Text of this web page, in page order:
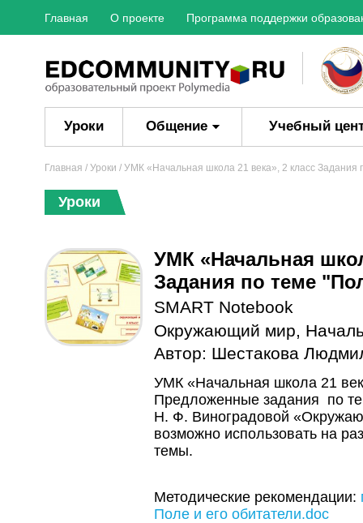
Главная О проекте Программа поддержки
Уроки Общение Учебный
Главная / Уроки / УМК «Начальная школа 21 века», 2 класс Задания
Уроки
УМК «Начальная
Задания по теме
SMART Notebook
Окружающий мир,
Автор: Шестакова
УМК «Начальная школа 21
Предложенные задания по
Н. Ф. Виноградовой
возможно использовать на
темы.
Методические рекомендации:
Поле и его обитатели.doc